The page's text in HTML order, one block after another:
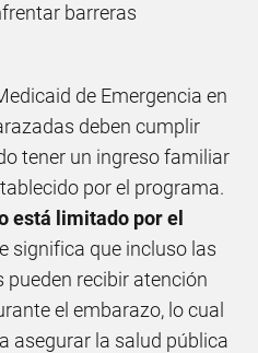
barreras
de Emergencia en
deben cumplir
tener un ingreso familiar
por el programa.
está limitado por el
significa que incluso las
recibir atención
el embarazo, lo cual
asegurar la salud pública